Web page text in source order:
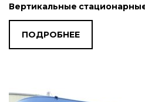
Вертикальные
ПОДРОБНЕЕ